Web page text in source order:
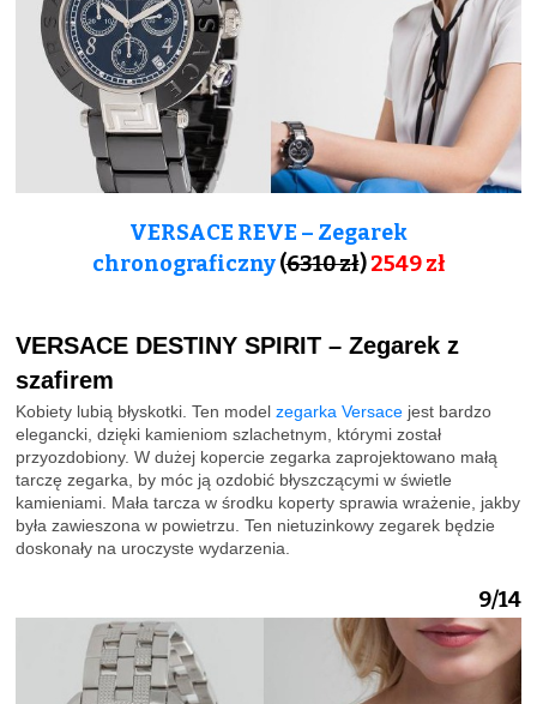
VERSACE REVE – Zegarek
chronograficzny(6310 zł)2549 zł
VERSACE DESTINY SPIRIT – Zegarek z
szafirem
Kobiety lubią błyskotki. Ten model zegarka Versace jest bardzo
elegancki, dzięki kamieniom szlachetnym, którymi został
przyozdobiony. W dużej kopercie zegarka zaprojektowano małą
tarczę zegarka, by móc ją ozdobić błyszczącymi w świetle
kamieniami. Mała tarcza w środku koperty sprawia wrażenie, jakby
była zawieszona w powietrzu. Ten nietuzinkowy zegarek będzie
doskonały na uroczyste wydarzenia.
9/14